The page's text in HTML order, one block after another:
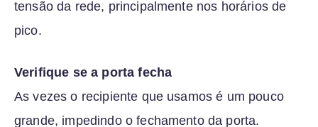
tensão da rede, principalmente nos horários de
pico.
Verifique se a porta fecha
As vezes o recipiente que usamos é um pouco
grande, impedindo o fechamento da porta.